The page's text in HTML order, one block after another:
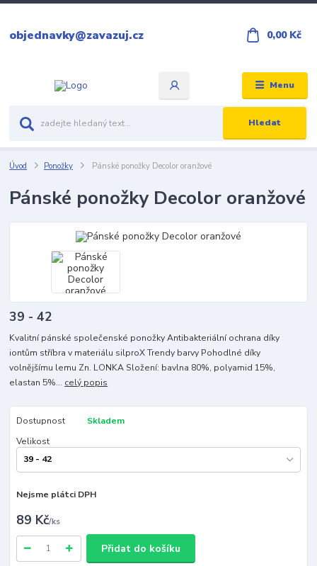
Menu
Hledat
objednavky@zavazuj.cz 0,00 Kč
Úvod Ponožky Pánské ponožky Decolor oranžové
Pánské ponožky Decolor oranžové
39 - 42
Kvalitní pánské společenské ponožky Antibakteriální ochrana díky
iontům stříbra v materiálu silproX Trendy barvy Pohodlné díky
volnějšímu lemu Zn. LONKA Složení: bavlna 80%, polyamid 15%,
elastan 5%... celý popis
Dostupnost
Skladem
Velikost
Nejsme plátci DPH
89 Kč/ks
Přidat do košíku